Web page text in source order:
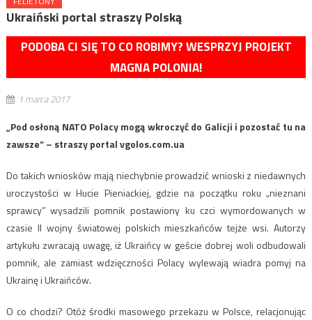
Ukraiński portal straszy Polską
PODOBA CI SIĘ TO CO ROBIMY? WESPRZYJ PROJEKT
MAGNA POLONIA!
1 marca 2017
„Pod osłoną NATO Polacy mogą wkroczyć do Galicji i pozostać tu na
zawsze” – straszy portal vgolos.com.ua
Do takich wniosków mają niechybnie prowadzić wnioski z niedawnych
uroczystości w Hucie Pieniackiej, gdzie na początku roku „nieznani
sprawcy” wysadzili pomnik postawiony ku czci wymordowanych w
czasie II wojny światowej polskich mieszkańców tejże wsi. Autorzy
artykułu zwracają uwagę, iż Ukraińcy w geście dobrej woli odbudowali
pomnik, ale zamiast wdzięczności Polacy wylewają wiadra pomyj na
Ukrainę i Ukraińców.
O co chodzi? Otóż środki masowego przekazu w Polsce, relacjonując